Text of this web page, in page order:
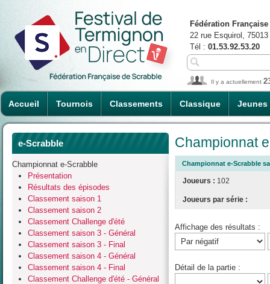
Accueil Tournois Classements Classique Jeunes
Fédération
22 rue Esquirol,
Tél : 01.53.92.53.20
Il y a actuellement
e-Scrabble
Championnat e-Scrabble
Présentation
Résultats des épisodes
Classement saison 1
Classement saison 2
Classement Challenge d'été
Classement saison 3 - Général
Classement saison 3 - Final
Classement saison 4 - Général
Classement saison 4 - Final
Classement Challenge d'été - Général
Championnat
Championnat e-Scrabble
Joueurs : 102
Joueurs par série :
Affichage des résultats :
Détail de la partie :